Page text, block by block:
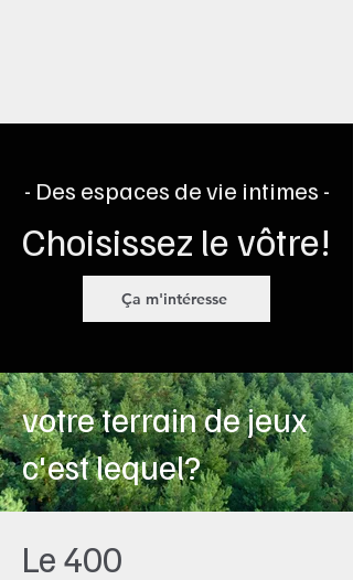
- Des espaces de vie intimes -
Choisissez le vôtre!
Ça m'intéresse
votre terrain de jeux
c'est lequel?
Le 400